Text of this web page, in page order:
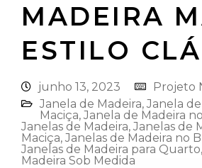
MADEIRA
ESTILO
junho 13, 2023
Projeto
Janela de Madeira, Janela
Maciça, Janela de Madeira
Janelas de Madeira, Janelas de
Maciça, Janelas de Madeira no
Janelas de Madeira para Quarto,
Madeira Sob Medida